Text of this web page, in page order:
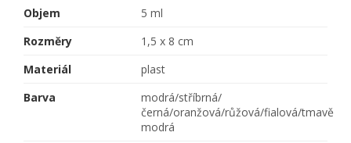
Objem
5 ml
Rozměry
1,5 x 8 cm
Materiál
plast
Barva
modrá/stříbrná/
černá/oranžová/růžová/fialová/tmavě
modrá